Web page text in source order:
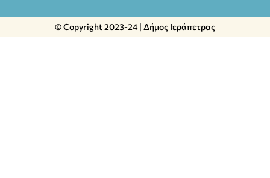
© Copyright 2023-24 | Δήμος Ιεράπετρας